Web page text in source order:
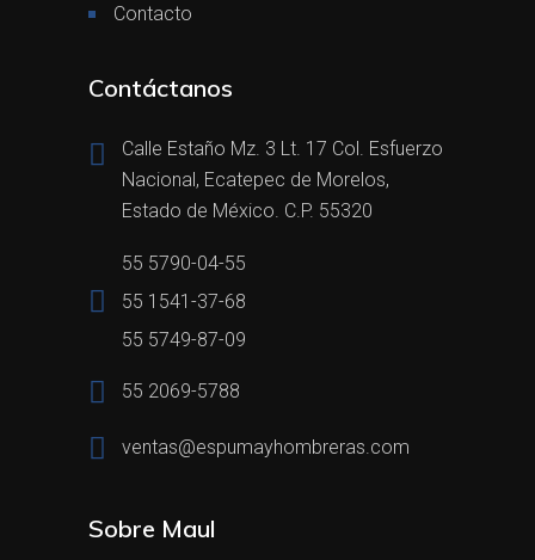
Contacto
Contáctanos
Calle Estaño Mz. 3 Lt. 17 Col. Esfuerzo
Nacional, Ecatepec de Morelos,
Estado de México. C.P. 55320
55 5790-04-55
55 1541-37-68
55 5749-87-09
55 2069-5788
ventas@espumayhombreras.com
Sobre Maul